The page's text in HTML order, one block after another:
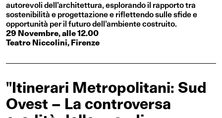
autorevoli dell’architettura, esplorando il rapporto tra
sostenibilità e progettazione e riflettendo sulle sfide e
opportunità per il futuro dell’ambiente costruito.
29 Novembre, alle 12.00
Teatro Niccolini, Firenze
"Itinerari Metropolitani: Sud
Ovest – La controversa